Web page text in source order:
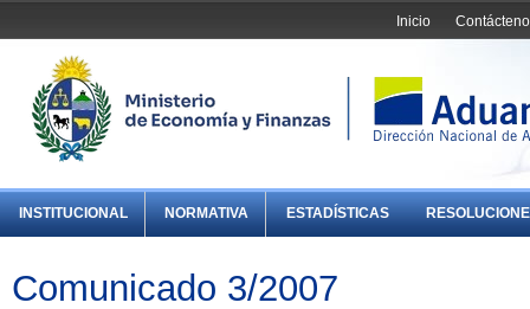
Inicio
INSTITUCIONAL NORMATIVA ESTADÍSTICAS
Comunicado 3/2007